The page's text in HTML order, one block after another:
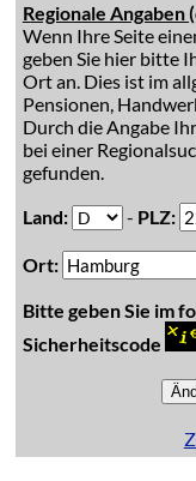
Regionale Angaben
Wenn Ihre Seite
geben Sie hier bitte
Ort an. Dies ist im
Pensionen,
Durch die Angabe
bei einer
gefunden.
Land:
- PLZ:
Ort:
Bitte geben Sie im
Sicherheitscode